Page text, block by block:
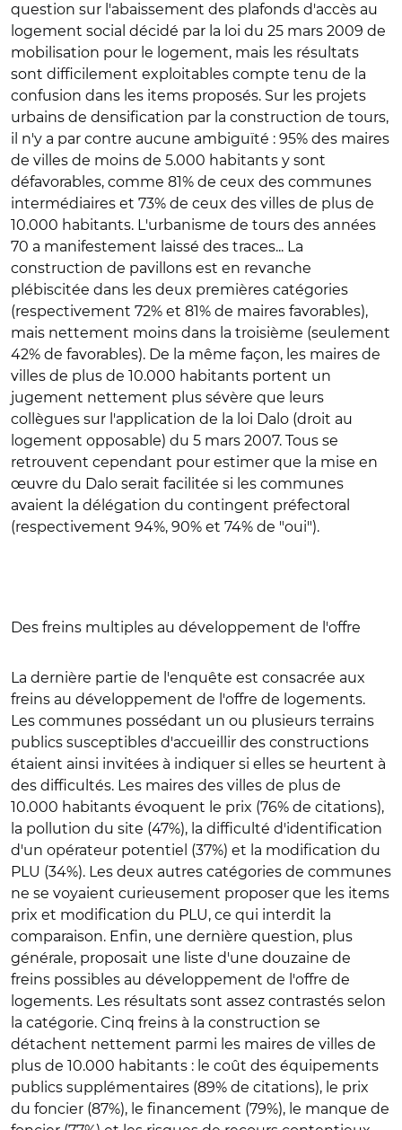
question sur l'abaissement des plafonds d'accès au
logement social décidé par la loi du 25 mars 2009 de
mobilisation pour le logement, mais les résultats
sont difficilement exploitables compte tenu de la
confusion dans les items proposés. Sur les projets
urbains de densification par la construction de tours,
il n'y a par contre aucune ambiguïté : 95% des maires
de villes de moins de 5.000 habitants y sont
défavorables, comme 81% de ceux des communes
intermédiaires et 73% de ceux des villes de plus de
10.000 habitants. L'urbanisme de tours des années
70 a manifestement laissé des traces... La
construction de pavillons est en revanche
plébiscitée dans les deux premières catégories
(respectivement 72% et 81% de maires favorables),
mais nettement moins dans la troisième (seulement
42% de favorables). De la même façon, les maires de
villes de plus de 10.000 habitants portent un
jugement nettement plus sévère que leurs
collègues sur l'application de la loi Dalo (droit au
logement opposable) du 5 mars 2007. Tous se
retrouvent cependant pour estimer que la mise en
œuvre du Dalo serait facilitée si les communes
avaient la délégation du contingent préfectoral
(respectivement 94%, 90% et 74% de "oui").
Des freins multiples au développement de l'offre
La dernière partie de l'enquête est consacrée aux
freins au développement de l'offre de logements.
Les communes possédant un ou plusieurs terrains
publics susceptibles d'accueillir des constructions
étaient ainsi invitées à indiquer si elles se heurtent à
des difficultés. Les maires des villes de plus de
10.000 habitants évoquent le prix (76% de citations),
la pollution du site (47%), la difficulté d'identification
d'un opérateur potentiel (37%) et la modification du
PLU (34%). Les deux autres catégories de communes
ne se voyaient curieusement proposer que les items
prix et modification du PLU, ce qui interdit la
comparaison. Enfin, une dernière question, plus
générale, proposait une liste d'une douzaine de
freins possibles au développement de l'offre de
logements. Les résultats sont assez contrastés selon
la catégorie. Cinq freins à la construction se
détachent nettement parmi les maires de villes de
plus de 10.000 habitants : le coût des équipements
publics supplémentaires (89% de citations), le prix
du foncier (87%), le financement (79%), le manque de